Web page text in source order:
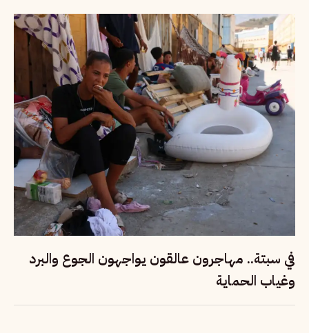
في سبتة.. مهاجرون عالقون يواجهون الجوع والبرد
وغياب الحماية